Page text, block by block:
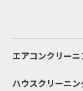
エアコンクリーニ
ハウスクリーニン